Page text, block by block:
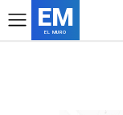
EM
EL MURO